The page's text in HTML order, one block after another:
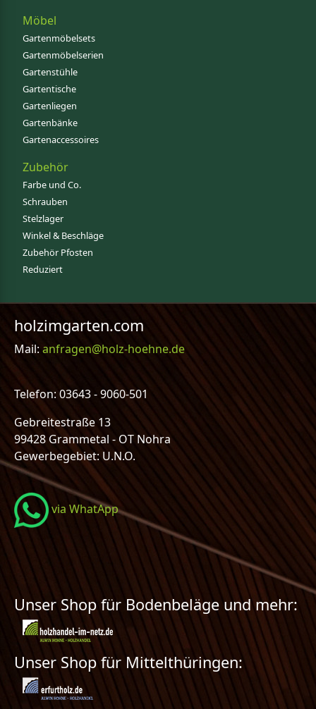
Möbel
Gartenmöbelsets
Gartenmöbelserien
Gartenstühle
Gartentische
Gartenliegen
Gartenbänke
Gartenaccessoires
Zubehör
Farbe und Co.
Schrauben
Stelzlager
Winkel & Beschläge
Zubehör Pfosten
Reduziert
holzimgarten.com
Mail:anfragen@holz-hoehne.de
Telefon: 03643 - 9060-501
Gebreitestraße 13
99428 Grammetal - OT Nohra
Gewerbegebiet: U.N.O.
via WhatApp
Unser Shop für Bodenbeläge und mehr:
Unser Shop für Mittelthüringen: